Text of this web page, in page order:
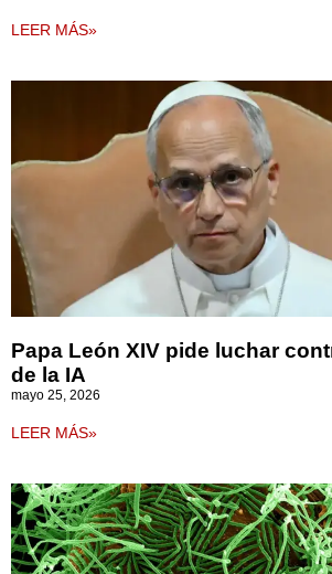
LEER MÁS»
Papa León XIV pide luchar
de la IA
mayo 25, 2026
LEER MÁS»